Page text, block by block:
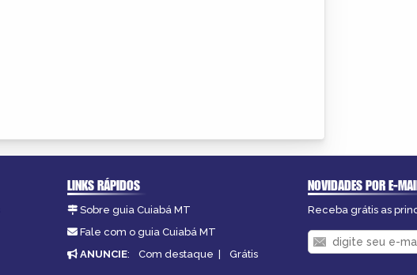
LINKS RÁPIDOS
Sobre guia Cuiabá MT
Fale com o guia Cuiabá MT
ANUNCIE: Com destaque | Grátis
NOVIDADES POR E-
Receba grátis as